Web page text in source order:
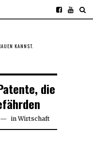
KANNST.
die
in Wirtschaft